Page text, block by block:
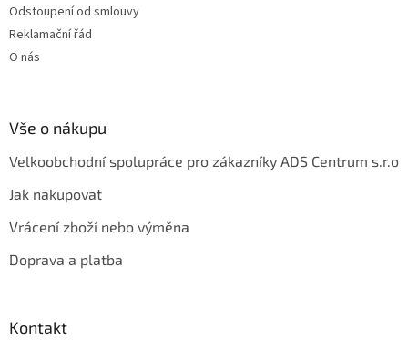
Odstoupení od smlouvy
Reklamační řád
O nás
Vše o nákupu
Velkoobchodní spolupráce pro zákazníky ADS Centrum s.r.o
Jak nakupovat
Vrácení zboží nebo výměna
Doprava a platba
Kontakt